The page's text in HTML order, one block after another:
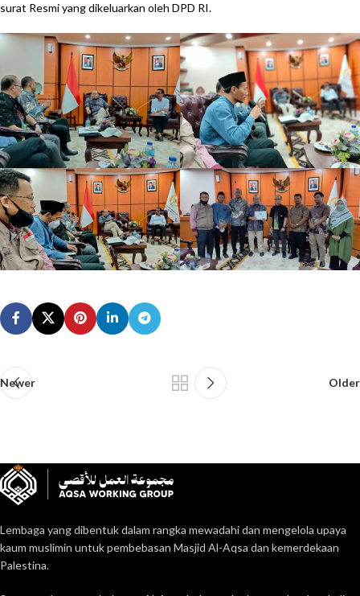
surat Resmi yang dikeluarkan oleh DPD RI.
Newer Older
Lembaga yang dibentuk dalam rangka mewadahi dan mengelola upaya
kaum muslimin untuk pembebasan Masjid Al-Aqsa dan kemerdekaan
Palestina.